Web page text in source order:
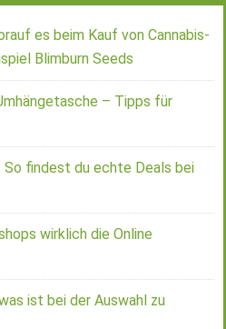
es beim Kauf von Cannabis-
Blimburn Seeds
– Tipps für
findest du echte Deals bei
wirklich die Online
ist bei der Auswahl zu